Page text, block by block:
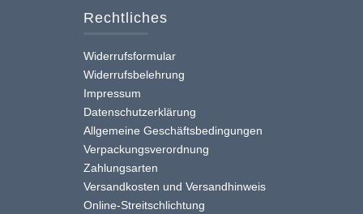
Rechtliches
Widerrufsformular
Widerrufsbelehrung
Impressum
Datenschutzerklärung
Allgemeine Geschäftsbedingungen
Verpackungsverordnung
Zahlungsarten
Versandkosten und Versandhinweis
Online-Streitschlichtung